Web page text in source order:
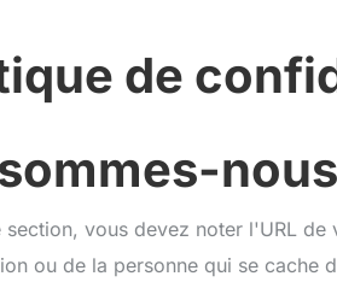
de
section, vous devez noter l'URL
ou de la personne qui se cache